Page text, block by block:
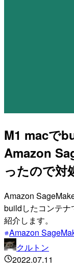
M1 macで
Amazon
ったので対
Amazon
buildしたコンテナ
紹介します。
Amazon
クルトン
2022.07.11